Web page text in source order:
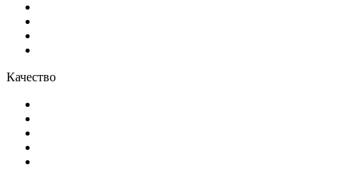
Качество